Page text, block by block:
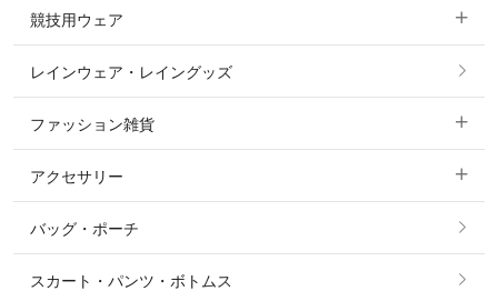
カットソー・Tシャツ・タンクトップ
パーカー・トレーナー・スウェット
ニット・セーター
シャツ・ブラウス・ワンピース
コート
ジャケット・ブルゾン
その他 アウター
競技用ウェア
すべての競技用ウェア
ショージャケット
ショーシャツ
レインウェア・レイングッズ
ファッション雑貨
すべてのファッション雑貨
ソックス
アクセサリー
すべてのアクセサリー
バッグ・ポーチ
スカート・パンツ・ボトムス